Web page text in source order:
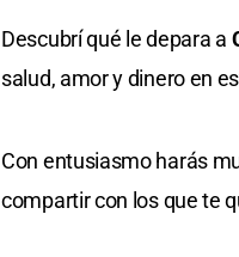
Descubrí qué le depara a
salud, amor y dinero en
Con entusiasmo harás
compartir con los que te